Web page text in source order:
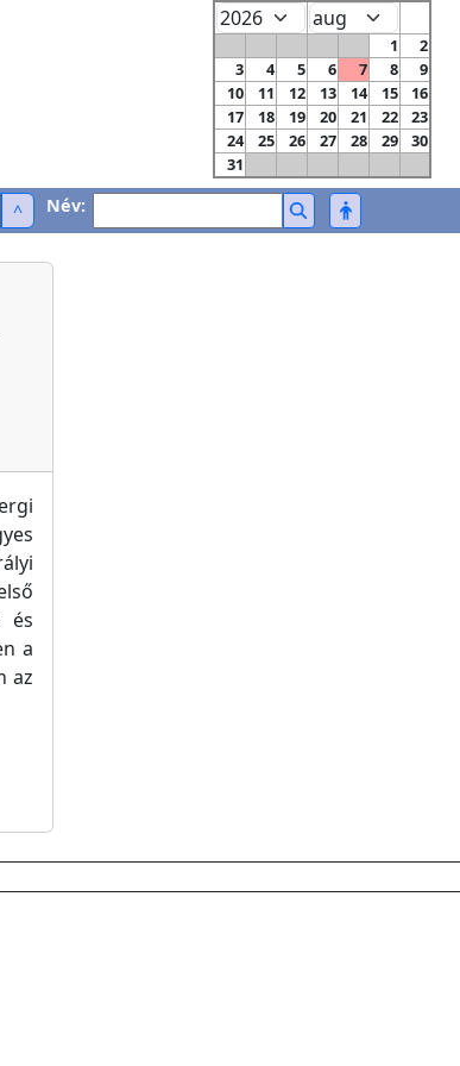
1
2
3
4 5 6 7 8
9
10
11 12 13 14 15
16
17
18 19 20 21 22
23
24
25 26 27 28 29
30
31
^ Név:
és
a
az